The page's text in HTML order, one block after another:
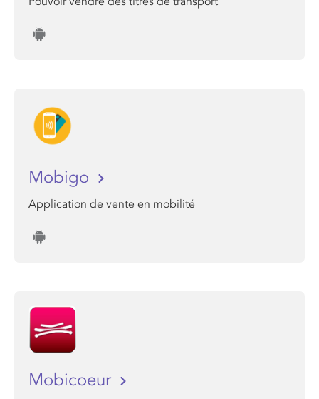
Mobigo
Application de vente en mobilité
Mobicoeur